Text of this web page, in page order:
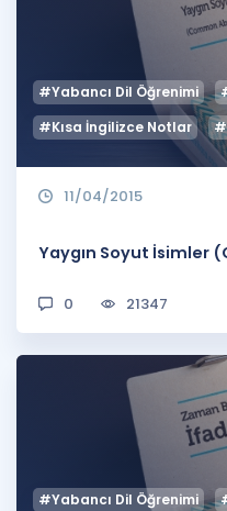
#Yabancı Dil Öğrenimi
#Kısa İngilizce Notlar
11/04/2015
Yaygın Soyut İsimler
0 21347
#Yabancı Dil Öğrenimi